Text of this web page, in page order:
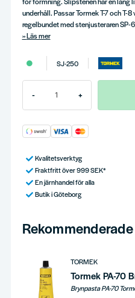
underhåll. Passar Tormek T-7 och T-
regelbundet med stenjusteraren
Läs mer
SJ-250
- +
Kvalitetsverktyg
Fraktfritt över 999 SEK*
En järnhandel för alla
Butik i Göteborg
TORMEK
Tormek PA-70